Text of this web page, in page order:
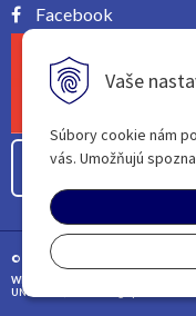
Vaše
Súbory cookie nám
vás. Umožňujú
Facebook
Odstúpiť od
© 2026 | All rights reServed
WEBDESIGN BY
UNIobchod